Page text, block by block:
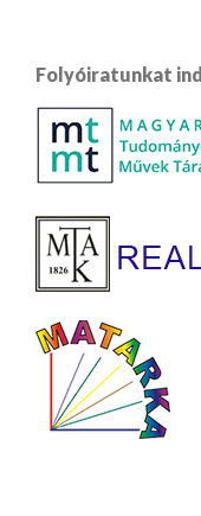
Folyóiratunkat